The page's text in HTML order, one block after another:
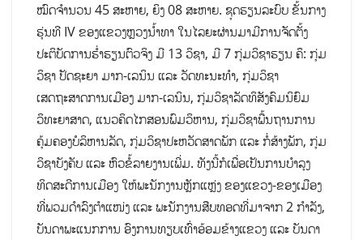
ໝົດຈໍານວນ 45 ສະຫາຍ, ຍິງ 08 ສະຫາຍ. ຊຸດຮຽນລະບົບ ຂັ້ນກາງ
ຮຸ່ນທີ IV ຂອງແຂວງຫຼວງນໍ້າທາ ໃນໄລຍະຜ່ານມາມີການຈັດຕັ້ງ
ປະຕິບັດການຮ່ຳຮຽນຕົວຈິງ ມີ 13 ວິຊາ, ​ມີ 7 ກຸ່ມວິຊາຮຽນ ຄຶ: ກຸ່ມ
ວິຊາ ປັດຊະຍາ ມາກ-ເລນິນ ແລະ ວັດທະນະທໍາ, ກຸ່ມວິຊາ
ເສດຖະສາດການເມືອງ ມາກ-ເລນິນ, ກຸ່ມວິຊາລັດທິສັງຄົມນິຍົມ
ວິທະຍາສາດ, ແນວຄິດໄກສອນພົມວິຫານ, ກຸ່ມວິຊາພື້ນຖານການ
ຄຸ້ມຄອງບໍລິຫານລັດ, ກຸ່ມວິຊາປະຫວັດສາດພັກ ແລະ ກໍ່ສ້າງພັກ, ກຸ່ມ
ວິຊາບັງຄັບ ແລະ ຫົວຂໍ້ລາຍງານເພີ່ມ. ທັງນີ້ກໍເພື່ອເປັນການບໍາລຸງ
ທິດສະດີການເມືອງ ໃຫ້ພະນັກງານຫຼັກແຫຼ່ງ ຂອງແຂວງ-ຂອງເມືອງ
ທີ່ພວມດໍາລົງຕໍາແໜ່ງ ແລະ ພະນັກງານສືບທອດທີ່ມາຈາກ 2 ກຳລັງ,
ບັນດາພະແນກການ ອົງການທຽບເທົ່າອ້ອມຂ້າງແຂວງ ແລະ ບັນດາ